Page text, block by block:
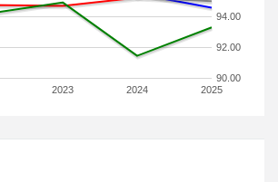
2023 2024 2025
90.00
92.00
94.00